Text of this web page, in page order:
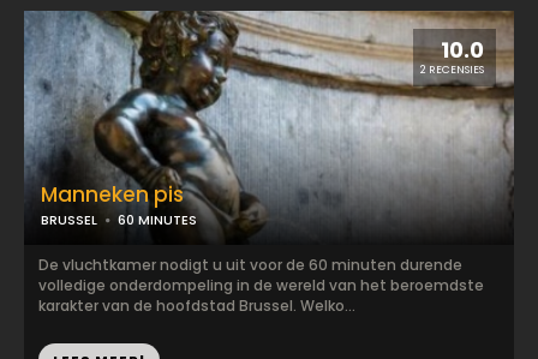
10.0
2 RECENSIES
Manneken pis
BRUSSEL 60 MINUTES
De vluchtkamer nodigt u uit voor de 60 minuten durende
volledige onderdompeling in de wereld van het beroemdste
karakter van de hoofdstad Brussel. Welko...